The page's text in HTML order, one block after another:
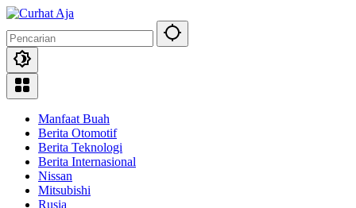
Langsung
konten
Manfaat Buah
Berita Otomotif
Berita Teknologi
Berita Internasional
Nissan
Mitsubishi
Rusia